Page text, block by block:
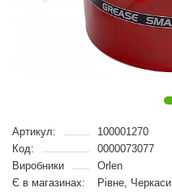
Артикул:
100001270
Код:
0000073077
Виробники
Orlen
Є в магазинах:
Рівне, Черкаси